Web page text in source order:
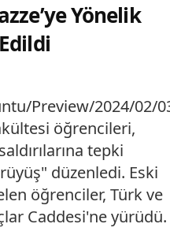
Yönelik
Preview/2024/02/
öğrencileri,
tepki
düzenledi. Eski
öğrenciler, Türk ve
Caddesi'ne yürüdü.